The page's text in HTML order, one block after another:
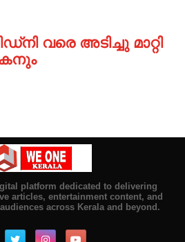
വരെ അടിച്ചു മാറ്റി
platform dedicated to delivering
articles, entertainment content, and
across Kerala and beyond.